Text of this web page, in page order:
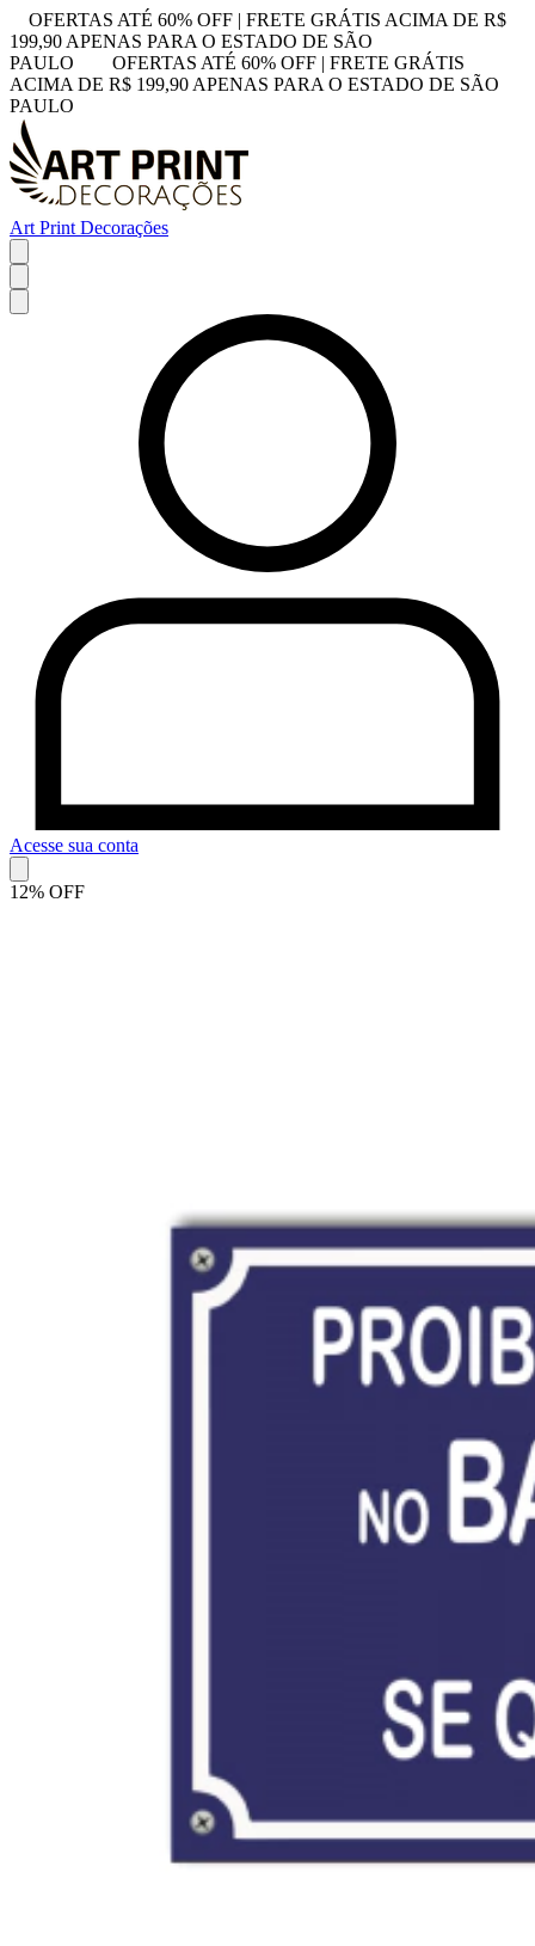
OFERTAS ATÉ 60% OFF | FRETE GRÁTIS ACIMA DE R$
199,90 APENAS PARA O ESTADO DE SÃO
PAULO
OFERTAS ATÉ 60% OFF | FRETE GRÁTIS
ACIMA DE R$ 199,90 APENAS PARA O ESTADO DE SÃO
PAULO
Art Print Decorações
Acesse sua conta
12% OFF